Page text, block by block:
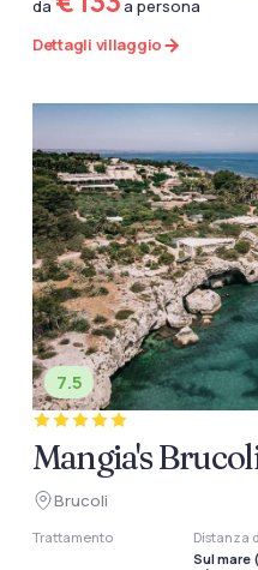
da
a persona
Dettagli villaggio
7.5
Mangia's
Brucoli
Trattamento
Distanza
Sul mare